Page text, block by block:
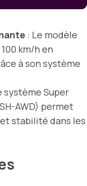
: Le modèle
km/h en
à son système
système Super
AWD) permet
stabilité dans les